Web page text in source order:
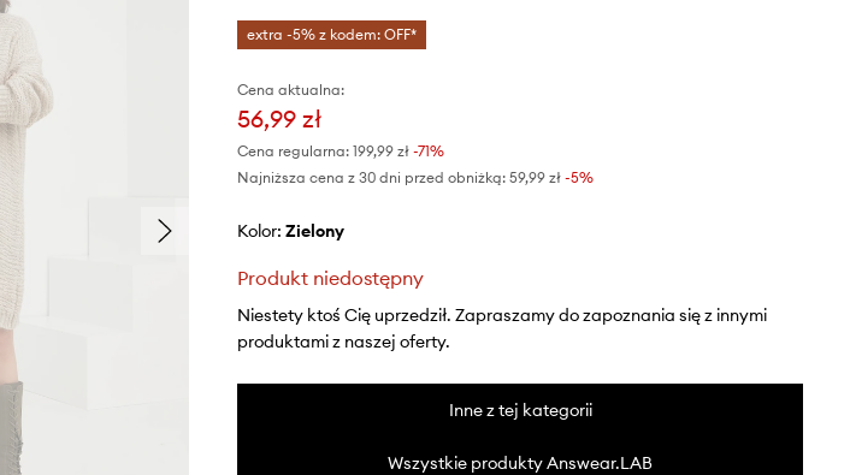
extra -5% z kodem: OFF*
Cena aktualna:
56,99 zł
Cena regularna: 199,99 zł-71%
Najniższa cena z 30 dni przed obniżką: 59,99 zł -5%
Kolor: zielony
Produkt niedostępny
Niestety ktoś Cię uprzedził. Zapraszamy do zapoznania się z innymi
produktami z naszej oferty.
Inne z tej kategorii
Wszystkie produkty Answear.LAB